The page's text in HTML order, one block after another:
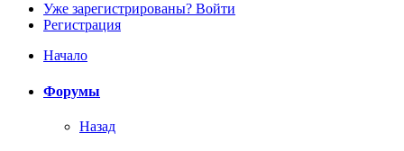
Уже зарегистрированы? Войти
Регистрация
Начало
Форумы
Назад